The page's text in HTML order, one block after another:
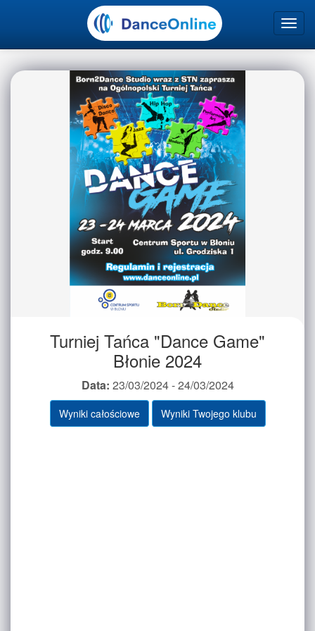
Turniej Tańca "Dance Game"
Błonie 2024
Data: 23/03/2024 - 24/03/2024
Wyniki całościowe Wyniki Twojego klubu